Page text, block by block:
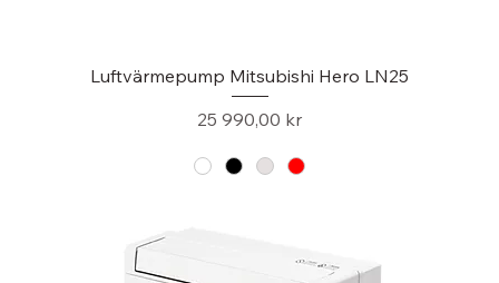
Luftvärmepump Mitsubishi Hero LN25
Pris
25 990,00 kr